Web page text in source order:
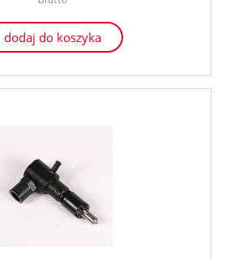
dodaj do koszyka